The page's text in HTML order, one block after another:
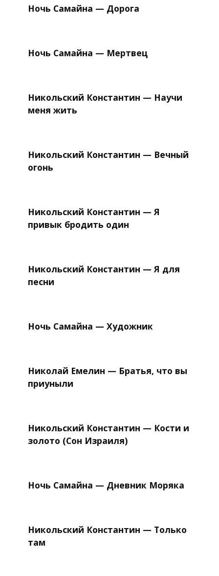
Ночь Самайна — Дорога
Ночь Самайна — Мертвец
Никольский Константин — Научи
меня жить
Никольский Константин — Вечный
огонь
Никольский Константин — Я
привык бродить один
Никольский Константин — Я для
песни
Ночь Самайна — Художник
Николай Емелин — Братья, что вы
приуныли
Никольский Константин — Кости и
золото (Сон Израиля)
Ночь Самайна — Дневник Моряка
Никольский Константин — Только
там